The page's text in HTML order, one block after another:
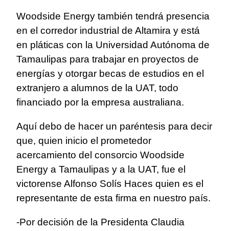
Woodside Energy también tendrá presencia
en el corredor industrial de Altamira y está
en pláticas con la Universidad Autónoma de
Tamaulipas para trabajar en proyectos de
energías y otorgar becas de estudios en el
extranjero a alumnos de la UAT, todo
financiado por la empresa australiana.
Aquí debo de hacer un paréntesis para decir
que, quien inicio el prometedor
acercamiento del consorcio Woodside
Energy a Tamaulipas y a la UAT, fue el
victorense Alfonso Solís Haces quien es el
representante de esta firma en nuestro país.
-Por decisión de la Presidenta Claudia